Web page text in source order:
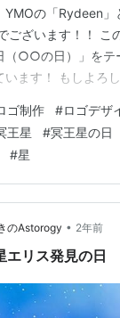
YMOの「Rydeen」
ございます！！ こ
（○○の日）」をテ
います！ もしよろ
のロゴ ロゴの説明
2月18日】冥王星
れば、ロゴの説明
の説明 「冥王星の
い星である「冥王
ゴ制作 #ロゴデザ
王星 #冥王星の日
#星
のAstorogy • 2年前
エリス発見の日